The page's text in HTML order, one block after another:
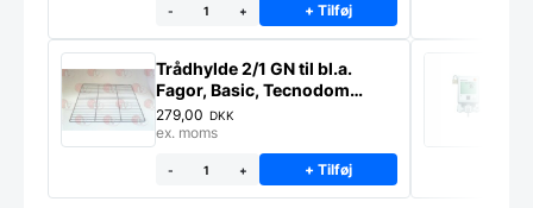
- + + Tilføj
Trådhylde 2/1 GN til bl.a.
Fagor, Basic, Tecnodom
industrikøleskabe
279,00 DKK
ex. moms
- + + Tilføj